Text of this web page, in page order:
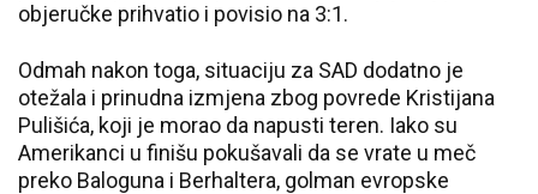
objeručke prihvatio i povisio na 3:1.
Odmah nakon toga, situaciju za SAD dodatno je
otežala i prinudna izmjena zbog povrede Kristijana
Pulišića, koji je morao da napusti teren. Iako su
Amerikanci u finišu pokušavali da se vrate u meč
preko Baloguna i Berhaltera, golman evropske